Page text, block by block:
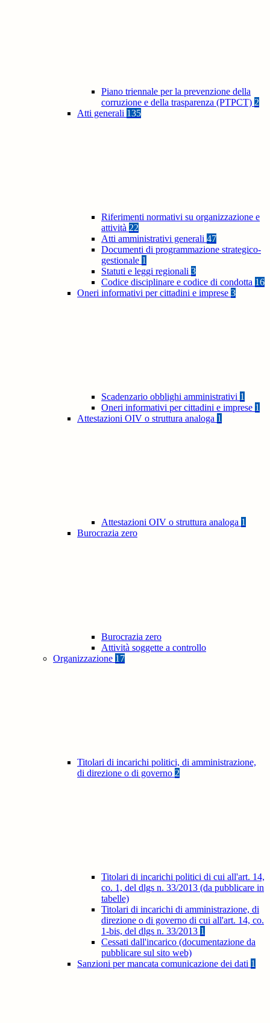
Piano triennale per la prevenzione della
corruzione e della trasparenza (PTPCT) 2
Atti generali 135
Riferimenti normativi su organizzazione e
attività 22
Atti amministrativi generali 47
Documenti di programmazione strategico-
gestionale 1
Statuti e leggi regionali 3
Codice disciplinare e codice di condotta 16
Oneri informativi per cittadini e imprese 3
Scadenzario obblighi amministrativi 1
Oneri informativi per cittadini e imprese 1
Attestazioni OIV o struttura analoga 1
Attestazioni OIV o struttura analoga 1
Burocrazia zero
Burocrazia zero
Attività soggette a controllo
Organizzazione 17
Titolari di incarichi politici, di amministrazione,
di direzione o di governo 2
Titolari di incarichi politici di cui all'art. 14,
co. 1, del dlgs n. 33/2013 (da pubblicare in
tabelle)
Titolari di incarichi di amministrazione, di
direzione o di governo di cui all'art. 14, co.
1-bis, del dlgs n. 33/2013 1
Cessati dall'incarico (documentazione da
pubblicare sul sito web)
Sanzioni per mancata comunicazione dei dati 1